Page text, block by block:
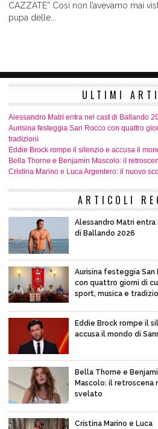
CAZZATE” Così non l’avevamo mai
pupa delle...
ULTIMI
Alessandro Matri entra nel cast di Ballando
Aurisina festeggia San Rocco con quattro
tradizioni
Eddie Brock rompe il silenzio e accusa il
Bella Thorne e Benjamin Mascolo: il
Cristina Marino e Luca Argentero: il nuovo
ARTICOLI
Alessandro Matri
di Ballando 2026
Aurisina festeggia San
con quattro giorni di
sport, musica e
Eddie Brock rompe il
accusa il mondo di
Bella Thorne e
Mascolo: il retroscena
svelato
Cristina Marino e Luca